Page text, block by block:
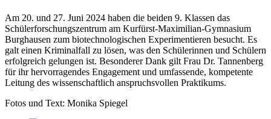
Am 20. und 27. Juni 2024 haben die beiden 9. Klassen das
Schülerforschungszentrum am Kurfürst-Maximilian-Gymnasium
Burghausen zum biotechnologischen Experimentieren besucht. Es
galt einen Kriminalfall zu lösen, was den Schülerinnen und Schülern
erfolgreich gelungen ist. Besonderer Dank gilt Frau Dr. Tannenberg
für ihr hervorragendes Engagement und umfassende, kompetente
Leitung des wissenschaftlich anspruchsvollen Praktikums.
Fotos und Text: Monika Spiegel